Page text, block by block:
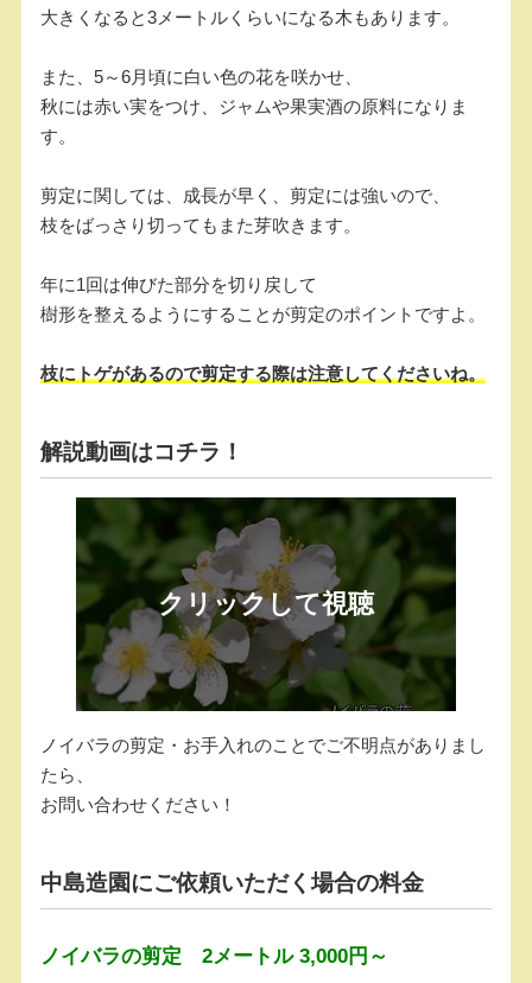
大きくなると3メートルくらいになる木もあります。
また、5～6月頃に白い色の花を咲かせ、
秋には赤い実をつけ、ジャムや果実酒の原料になりま
す。
剪定に関しては、成長が早く、剪定には強いので、
枝をばっさり切ってもまた芽吹きます。
年に1回は伸びた部分を切り戻して
樹形を整えるようにすることが剪定のポイントですよ。
枝にトゲがあるので剪定する際は注意してくださいね。
解説動画はコチラ！
ノイバラの剪定・お手入れのことでご不明点がありまし
たら、
お問い合わせください！
中島造園にご依頼いただく場合の料金
ノイバラの剪定 2メートル 3,000円～